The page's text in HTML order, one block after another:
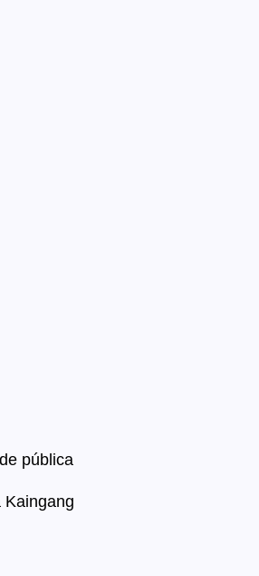
pública
Kaingang